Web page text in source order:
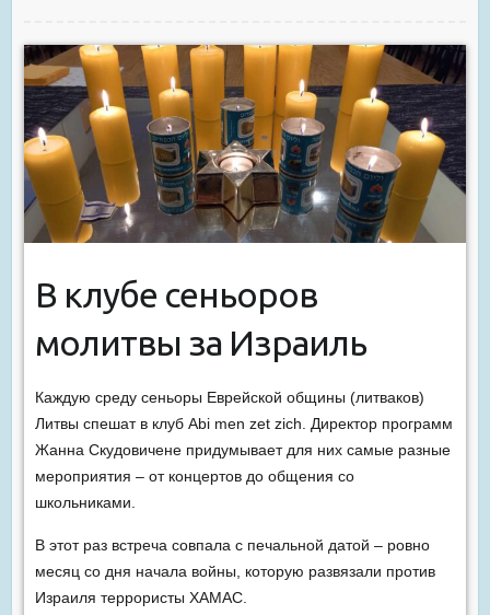
В клубе сеньоров
молитвы за Израиль
Каждую среду сеньоры Еврейской общины (литваков)
Литвы спешат в клуб Abi men zet zich. Директор программ
Жанна Скудовичене придумывает для них самые разные
мероприятия – от концертов до общения со
школьниками.
В этот раз встреча совпала с печальной датой – ровно
месяц со дня начала войны, которую развязали против
Израиля террористы ХАМАС.